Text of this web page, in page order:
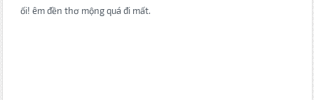
ối! êm đền thơ mộng quá đi mất.